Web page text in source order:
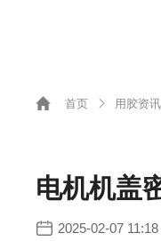
首页 用胶资讯
电机机盖
2025-02-07 11:18